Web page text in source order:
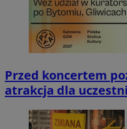
Przed koncertem
atrakcja dla